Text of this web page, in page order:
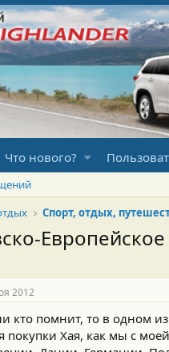
Что нового?
Спорт, отдых,
2012
кто помнит, то в одном
покупки Хая, как мы с